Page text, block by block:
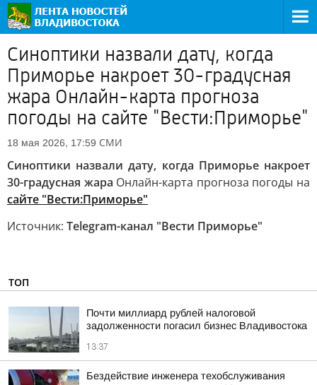
Синоптики назвали дату, когда
Приморье накроет 30-градусная
жара Онлайн-карта прогноза
погоды на сайте "Вести:Приморье"
18 мая 2026, 17:59 СМИ
Синоптики назвали дату, когда Приморье накроет
30-градусная жара Онлайн-карта прогноза погоды на
сайте "Вести:Приморье"
Источник: Telegram-канал "Вести Приморье"
ТОП
Почти миллиард рублей налоговой
задолженности погасил бизнес Владивостока
13:37
Бездействие инженера техобслуживания